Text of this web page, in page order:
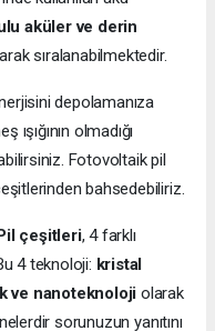
aküler ve derin
sıralanabilmektedir.
depolamanıza
olmadığı
Fotovoltaik pil
bahsedebiliriz.
çeşitleri, 4 farklı
4 teknoloji: kristal
ve nanoteknoloji olarak
sorunuzun yanıtını